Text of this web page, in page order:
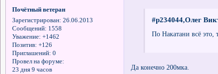
Почётный ветеран
Зарегистрирован: 26.06.2013
Сообщений: 1558
Уважение: +1462
Позитив: +126
Приглашений: 0
Провел на форуме:
23 дня 9 часов
#p234044,Олег
По Накатани всё это,
Да конечно 200мка.